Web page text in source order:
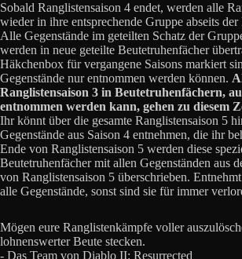
Sobald Ranglistensaison 4 endet, werden alle
wieder in ihre entsprechende Gruppe abseits
Alle Gegenstände im geteilten Schatz der
werden in neue geteilte Beutetruhenfächer
Häkchenbox für vergangene Saisons markiert
Gegenstände nur entnommen werden können.
Ranglistensaison 3 in Beutetruhenfächern,
entnommen werden kann, gehen zu diesem
Ihr könnt über die gesamte Ranglistensaison 5
Gegenstände aus Saison 4 entnehmen, die ihr
Ende von Ranglistensaison 5 werden diese
Beutetruhenfächer mit allen Gegenständen aus
von Ranglistensaison 5 überschrieben.
alle Gegenstände, sonst sind sie für immer
Mögen eure Ranglistenkämpfe voller
lohnenswerter Beute stecken.
- Das Team von Diablo II: Resurrected